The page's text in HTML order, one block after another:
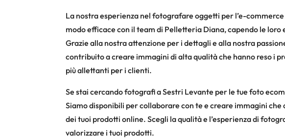
La nostra esperienza nel fotografare oggetti per l’e-
modo efficace con il team di Pelletteria Diana, capendo le loro
Grazie alla nostra attenzione per i dettagli e alla nostra
contribuito a creare immagini di alta qualità che hanno reso i
più allettanti per i clienti.
Se stai cercando fotografi a Sestri Levante per le tue foto
Siamo disponibili per collaborare con te e creare immagini
dei tuoi prodotti online. Scegli la qualità e l’esperienza di
valorizzare i tuoi prodotti.